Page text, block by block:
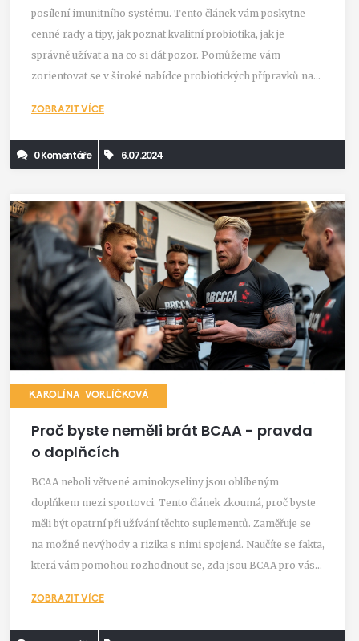
posílení imunitního systému. Tento článek vám poskytne
cenné rady a tipy, jak poznat kvalitní probiotika, jak je
správně užívat a na co si dát pozor. Pomůžeme vám
zorientovat se v široké nabídce probiotických přípravků na
ZOBRAZIT VÍCE
0 Komentáře 6.07.2024
KAROLÍNA VORLÍČKOVÁ
Proč byste neměli brát BCAA - pravda
o doplňcích
BCAA neboli větvené aminokyseliny jsou oblíbeným
doplňkem mezi sportovci. Tento článek zkoumá, proč byste
měli být opatrní při užívání těchto suplementů. Zaměřuje se
na možné nevýhody a rizika s nimi spojená. Naučíte se fakta,
která vám pomohou rozhodnout se, zda jsou BCAA pro vás
ZOBRAZIT VÍCE